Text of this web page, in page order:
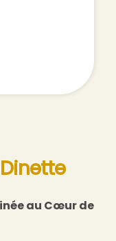
au Cœur de